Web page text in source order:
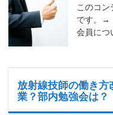
このコ
です。→
会員につ
放射線技師の働き
業？部内勉強会は？